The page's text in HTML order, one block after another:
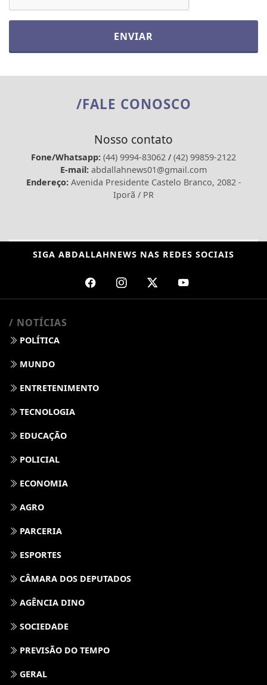
ENVIAR
/FALE CONOSCO
Nosso contato
Fone/Whatsapp: (44) 9994-83062 / (42) 99859-2122
E-mail: abdallahnews01@gmail.com
Endereço: Avenida Presidente Castelo Branco, 2082 -
Iporã / PR
SIGA ABDALLAHNEWS NAS REDES SOCIAIS
/ NOTÍCIAS
POLÍTICA
MUNDO
ENTRETENIMENTO
TECNOLOGIA
EDUCAÇÃO
POLICIAL
ECONOMIA
AGRO
PARCERIA
ESPORTES
CÂMARA DOS DEPUTADOS
AGÊNCIA DINO
SOCIEDADE
PREVISÃO DO TEMPO
GERAL